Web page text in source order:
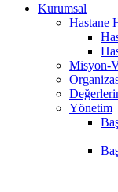
Kurumsal
Hastane
Misyon-
Yönetim